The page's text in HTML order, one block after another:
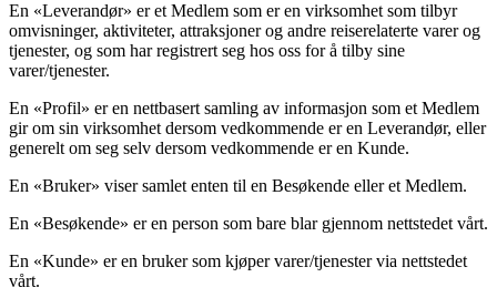
En «Leverandør» er et Medlem som er en virksomhet som tilbyr
omvisninger, aktiviteter, attraksjoner og andre reiserelaterte varer og
tjenester, og som har registrert seg hos oss for å tilby sine
varer/tjenester.
En «Profil» er en nettbasert samling av informasjon som et Medlem
gir om sin virksomhet dersom vedkommende er en Leverandør, eller
generelt om seg selv dersom vedkommende er en Kunde.
En «Bruker» viser samlet enten til en Besøkende eller et Medlem.
En «Besøkende» er en person som bare blar gjennom nettstedet vårt.
En «Kunde» er en bruker som kjøper varer/tjenester via nettstedet
vårt.